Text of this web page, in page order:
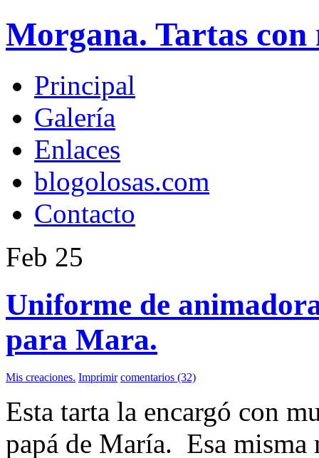
Morgana. Tartas con
Principal
Galería
Enlaces
blogolosas.com
Contacto
Feb 25
Uniforme de
para Mara.
Mis creaciones. Imprimir comentarios (32)
Esta tarta la encargó con
papá de María. Esa misma